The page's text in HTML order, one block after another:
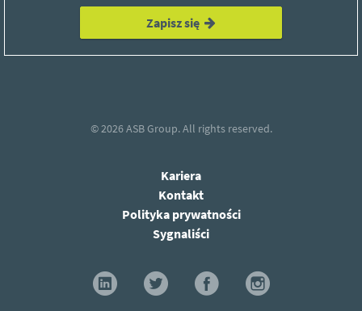
Zapisz się
© 2026ASB Group.All rights reserved.
Kariera
Kontakt
Polityka prywatności
Sygnaliści